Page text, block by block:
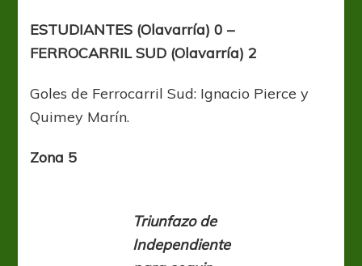
ESTUDIANTES (Olavarría) 0 –
FERROCARRIL SUD (Olavarría) 2
Goles de Ferrocarril Sud: Ignacio Pierce y
Quimey Marín.
Zona 5
Triunfazo de
Independiente